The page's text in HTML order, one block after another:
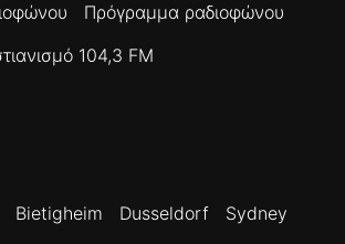
Πρόγραμμα ραδιοφώνου
104,3 FM
Bietigheim Dusseldorf
Sydney